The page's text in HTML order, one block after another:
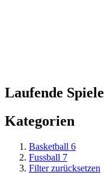
Laufende Spiele
Kategorien
Basketball 6
Fussball 7
Filter zurücksetzen